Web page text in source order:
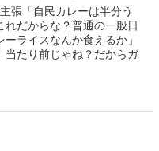
張「自民カレーは半分う
だからな？普通の一般日
ライスなんか食えるか」
当たり前じゃね？だからガ